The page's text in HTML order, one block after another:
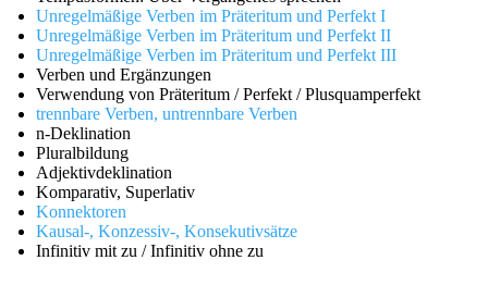
Unregelmäßige Verben im Präteritum und Perfekt I
Unregelmäßige Verben im Präteritum und Perfekt II
Unregelmäßige Verben im Präteritum und Perfekt III
Verben und Ergänzungen
Verwendung von Präteritum / Perfekt / Plusquamperfekt
trennbare Verben, untrennbare Verben
n-Deklination
Pluralbildung
Adjektivdeklination
Komparativ, Superlativ
Konnektoren
Kausal-, Konzessiv-, Konsekutivsätze
Infinitiv mit zu / Infinitiv ohne zu